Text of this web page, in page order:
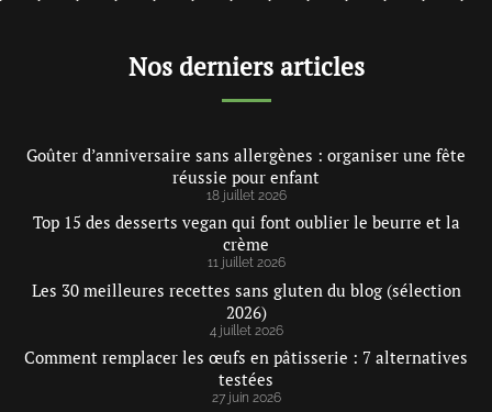
Nos derniers articles
Goûter d’anniversaire sans allergènes : organiser une fête
réussie pour enfant
18 juillet 2026
Top 15 des desserts vegan qui font oublier le beurre et la
crème
11 juillet 2026
Les 30 meilleures recettes sans gluten du blog (sélection
2026)
4 juillet 2026
Comment remplacer les œufs en pâtisserie : 7 alternatives
testées
27 juin 2026